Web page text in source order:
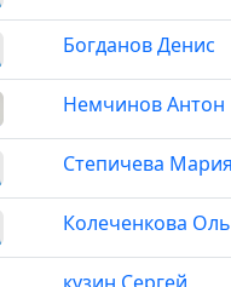
Богданов Денис
Немчинов Антон
Степичева Мария
Колеченкова